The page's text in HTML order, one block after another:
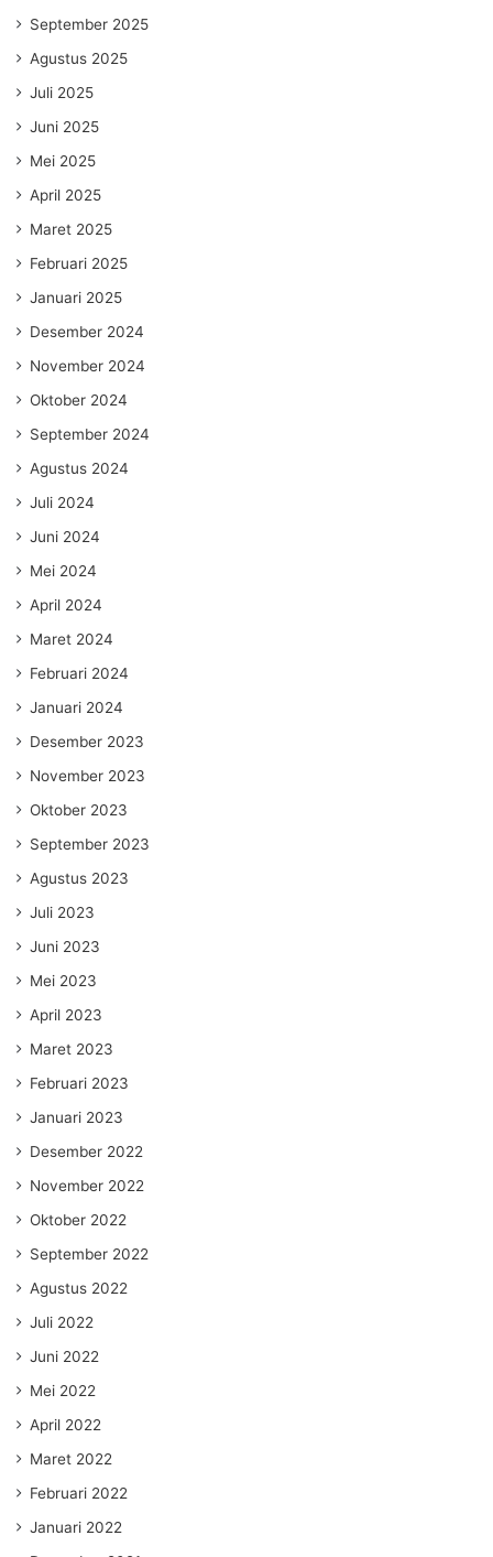
September 2025
Agustus 2025
Juli 2025
Juni 2025
Mei 2025
April 2025
Maret 2025
Februari 2025
Januari 2025
Desember 2024
November 2024
Oktober 2024
September 2024
Agustus 2024
Juli 2024
Juni 2024
Mei 2024
April 2024
Maret 2024
Februari 2024
Januari 2024
Desember 2023
November 2023
Oktober 2023
September 2023
Agustus 2023
Juli 2023
Juni 2023
Mei 2023
April 2023
Maret 2023
Februari 2023
Januari 2023
Desember 2022
November 2022
Oktober 2022
September 2022
Agustus 2022
Juli 2022
Juni 2022
Mei 2022
April 2022
Maret 2022
Februari 2022
Januari 2022